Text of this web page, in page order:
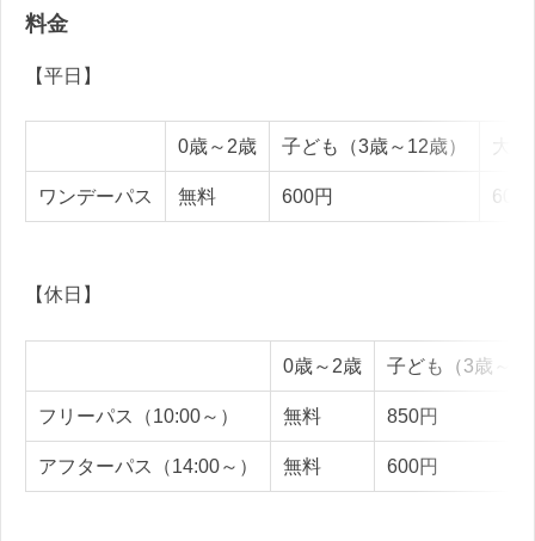
料金
【平日】
0歳～2歳 子ども（3歳～12歳）
ワンデーパス 無料 600円 600
【休日】
0歳～2歳 子ども（3歳～
フリーパス（10:00～） 無料 850円
アフターパス（14:00～） 無料 600円